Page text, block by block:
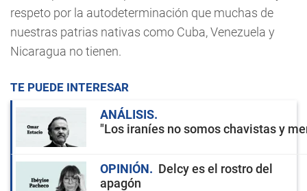
respeto por la autodeterminación que muchas de
nuestras patrias nativas como Cuba, Venezuela y
Nicaragua no tienen.
TE PUEDE INTERESAR
ANÁLISIS
"Los iraníes no somos chavistas y
OPINIÓN
Delcy es el rostro del
apagón